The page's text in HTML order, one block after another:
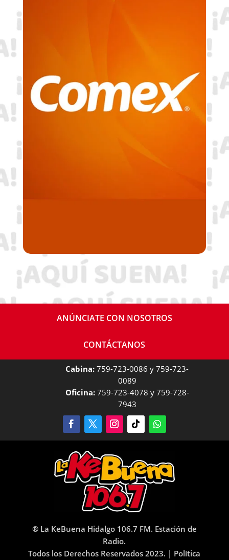
ANÚNCIATE CON NOSOTROS
CONTÁCTANOS
Cabina: 759-723-0086 y 759-723-
0089
Oficina:759-723-4078 y 759-728-
7943
® La KeBuena Hidalgo 106.7 FM. Estación de
Radio.
Todos los Derechos Reservados 2023. | Política